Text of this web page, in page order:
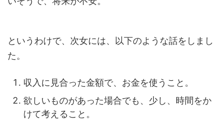
というわけで、次女には、以下のような話をしまし
た。
収入に見合った金額で、お金を使うこと。
欲しいものがあった場合でも、少し、時間をか
けて考えること。